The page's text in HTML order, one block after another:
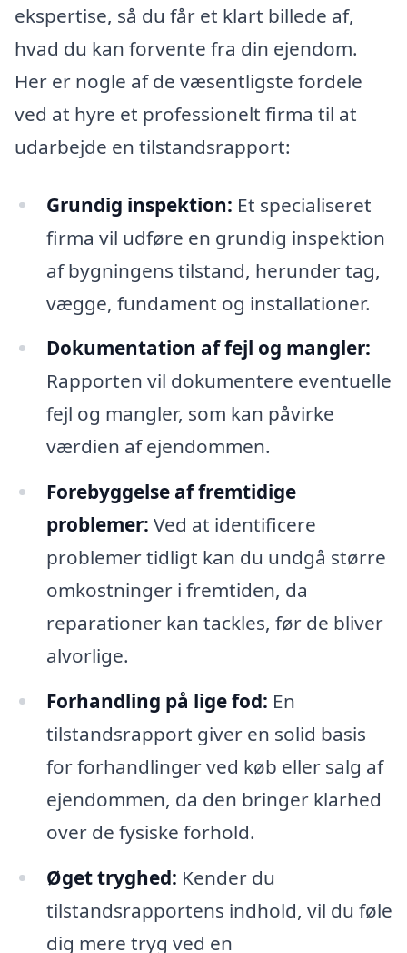
ekspertise, så du får et klart billede af,
hvad du kan forvente fra din ejendom.
Her er nogle af de væsentligste fordele
ved at hyre et professionelt firma til at
udarbejde en tilstandsrapport:
Grundig inspektion: Et specialiseret
firma vil udføre en grundig inspektion
af bygningens tilstand, herunder tag,
vægge, fundament og installationer.
Dokumentation af fejl og mangler:
Rapporten vil dokumentere eventuelle
fejl og mangler, som kan påvirke
værdien af ejendommen.
Forebyggelse af fremtidige
problemer: Ved at identificere
problemer tidligt kan du undgå større
omkostninger i fremtiden, da
reparationer kan tackles, før de bliver
alvorlige.
Forhandling på lige fod: En
tilstandsrapport giver en solid basis
for forhandlinger ved køb eller salg af
ejendommen, da den bringer klarhed
over de fysiske forhold.
Øget tryghed: Kender du
tilstandsrapportens indhold, vil du føle
dig mere tryg ved en